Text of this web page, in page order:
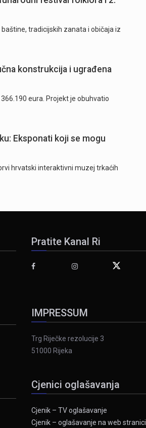
tradicijskih zanata i običaja iz
konstrukcija i ugrađena
eura. Projekt je obuhvatio
Eksponati koji se mogu
hrvatski interaktivni muzej trkaćih
Pratite Kanal Ri
IMPRESSUM
Trg Riječke rezolucije 3
51000 Rijeka
Cjenici oglašavanja
Cjenik – TV oglašavanje
Cjenik – oglašavanje na web stranici